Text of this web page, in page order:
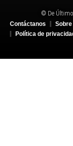
© De
Contáctanos
Política de